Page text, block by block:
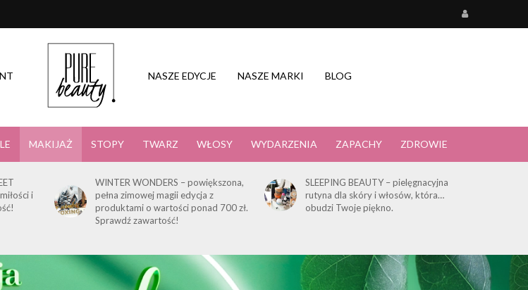
NASZE EDYCJE NASZE MARKI BLOG
MAKIJAŻ STOPY TWARZ WŁOSY WYDARZENIA ZAPACHY ZDROWIE
i
WINTER WONDERS – powiększona,
pełna zimowej magii edycja z
produktami o wartości ponad 700 zł.
Sprawdź zawartość!
SLEEPING BEAUTY – pielęgnacyjna
rutyna dla skóry i włosów, która…
obudzi Twoje piękno.